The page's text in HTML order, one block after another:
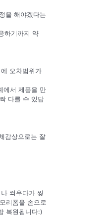
을 해야겠다는
하기까지 약
오차범위가
에서 제품을 만
다를 수 있답
감상으로는 잘
씌우다가 찢
리폼을 손으로
복원됩니다:)